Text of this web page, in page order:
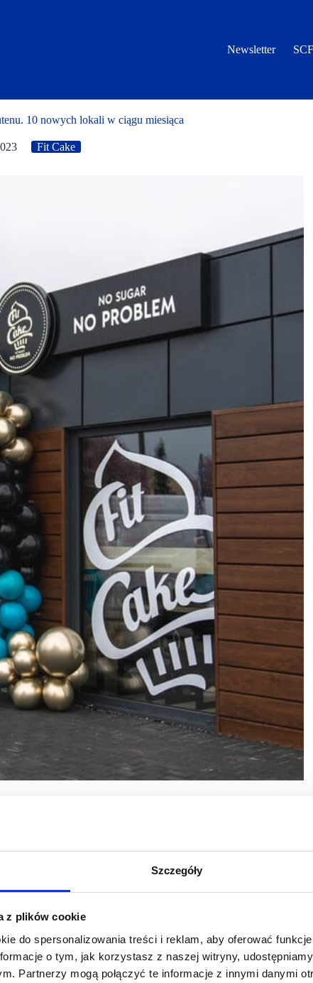
Szczegóły
z plików cookie
do spersonalizowania treści i reklam, aby oferować
o tym, jak korzystasz z naszej witryny,
Partnerzy mogą połączyć te informacje z innymi danymi
Newsletter
10 nowych lokali w ciągu miesiąca
Fit Cake
bez cukru i glutenu, osiągnęła imponujący sukces,
rozwój marki potwierdza, że coraz większa liczba
produkcji niskokalorycznych ciast w naszym kraju. Jej istotnym
i zdrowy jednocześnie. Wszystkie wypieki oferowane przez Fit
wszystkie produkty są bezglutenowe i posiadają odpowiednie
że ciasta Fit Cake są doskonałą alternatywą dla osób
żywieniowymi.